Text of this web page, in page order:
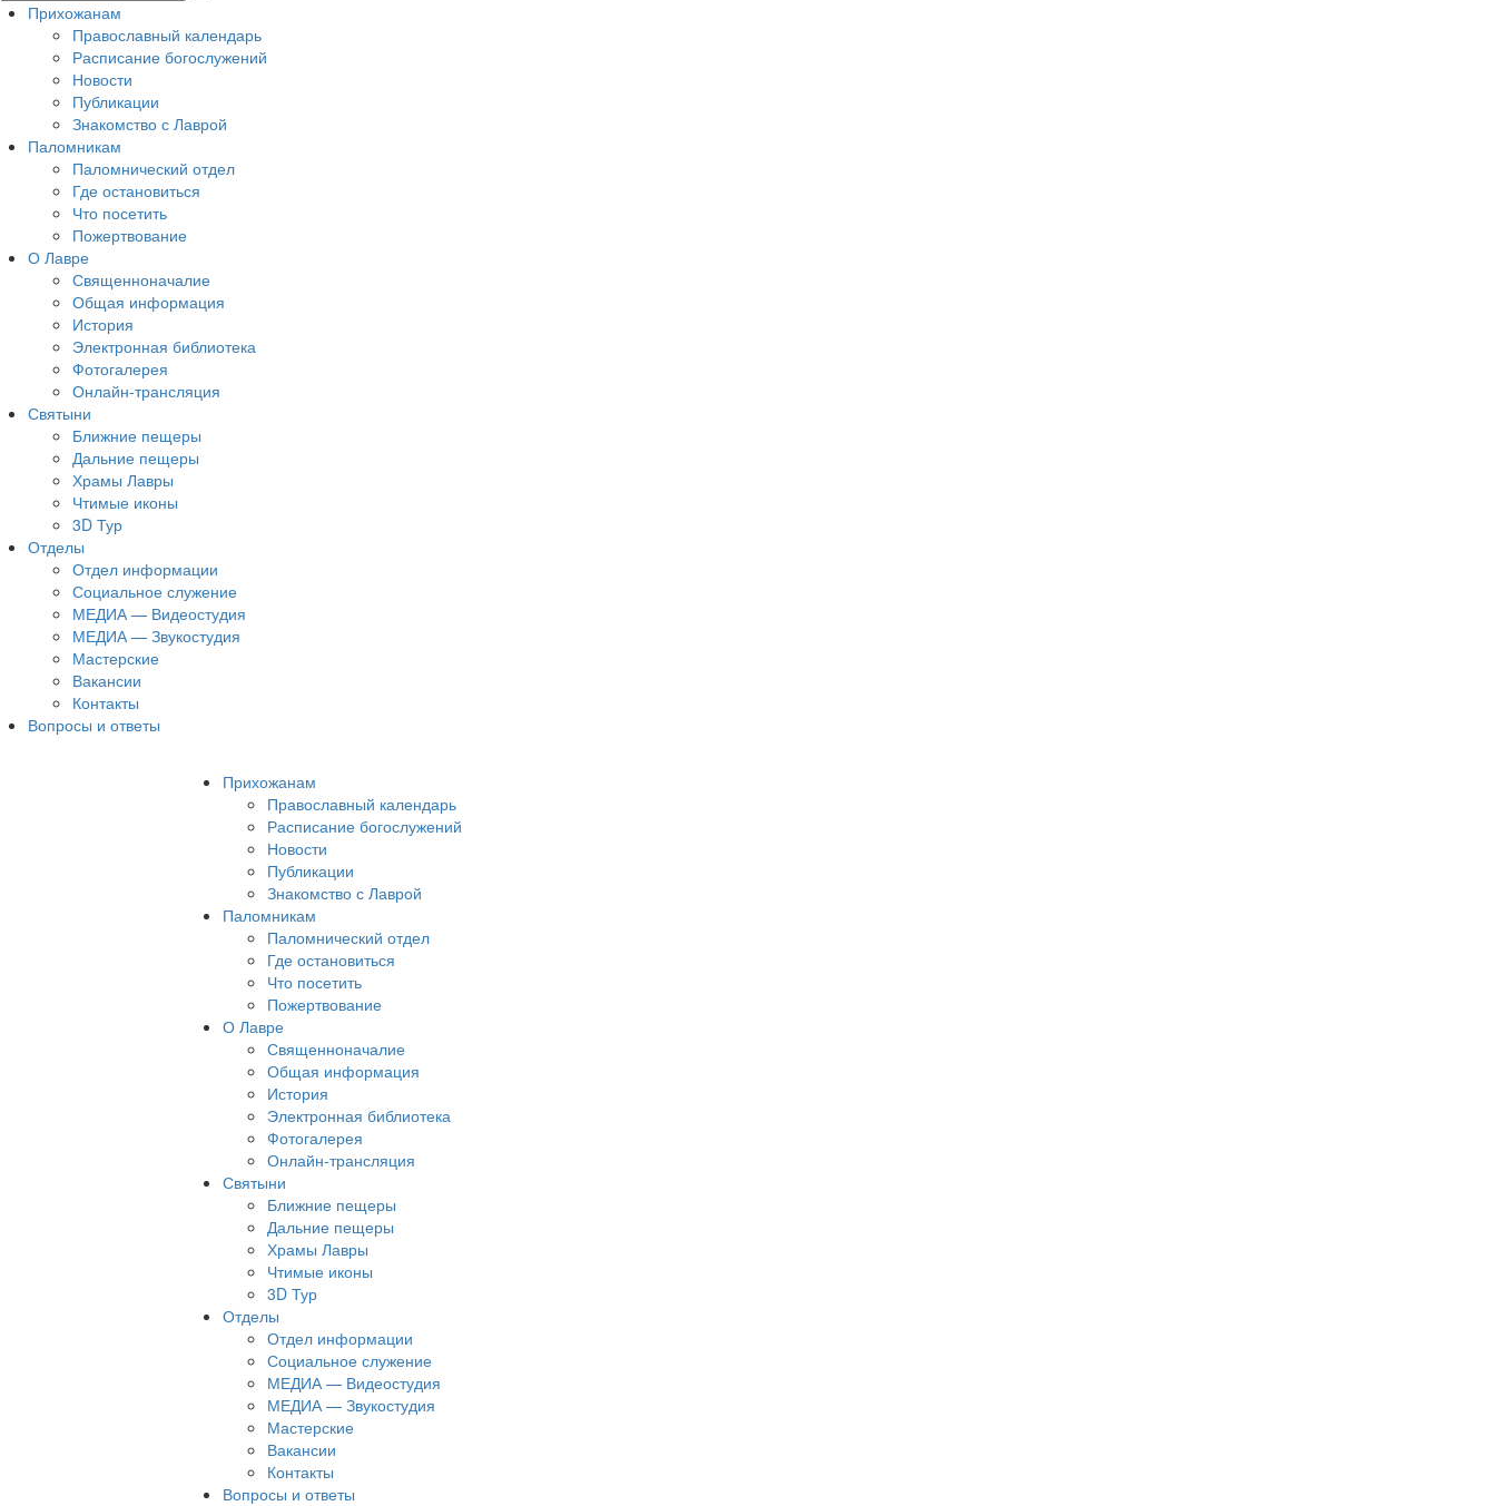
Прихожанам
Православный календарь
Расписание богослужений
Новости
Публикации
Знакомство с Лаврой
Паломникам
Паломнический отдел
Где остановиться
Что посетить
Пожертвование
О Лавре
Священноначалие
Общая информация
История
Электронная библиотека
Фотогалерея
Онлайн-трансляция
Святыни
Ближние пещеры
Дальние пещеры
Храмы Лавры
Чтимые иконы
3D Тур
Отделы
Отдел информации
Социальное служение
МЕДИА — Видеостудия
МЕДИА — Звукостудия
Мастерские
Вакансии
Контакты
Вопросы и ответы
Прихожанам
Православный календарь
Расписание богослужений
Новости
Публикации
Знакомство с Лаврой
Паломникам
Паломнический отдел
Где остановиться
Что посетить
Пожертвование
О Лавре
Священноначалие
Общая информация
История
Электронная библиотека
Фотогалерея
Онлайн-трансляция
Святыни
Ближние пещеры
Дальние пещеры
Храмы Лавры
Чтимые иконы
3D Тур
Отделы
Отдел информации
Социальное служение
МЕДИА — Видеостудия
МЕДИА — Звукостудия
Мастерские
Вакансии
Контакты
Вопросы и ответы